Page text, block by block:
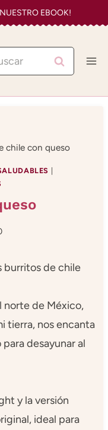
EBOOK!
chile con queso
burritos de chile
norte de México,
tierra, nos encanta
desayunar al
y la versión
ideal para